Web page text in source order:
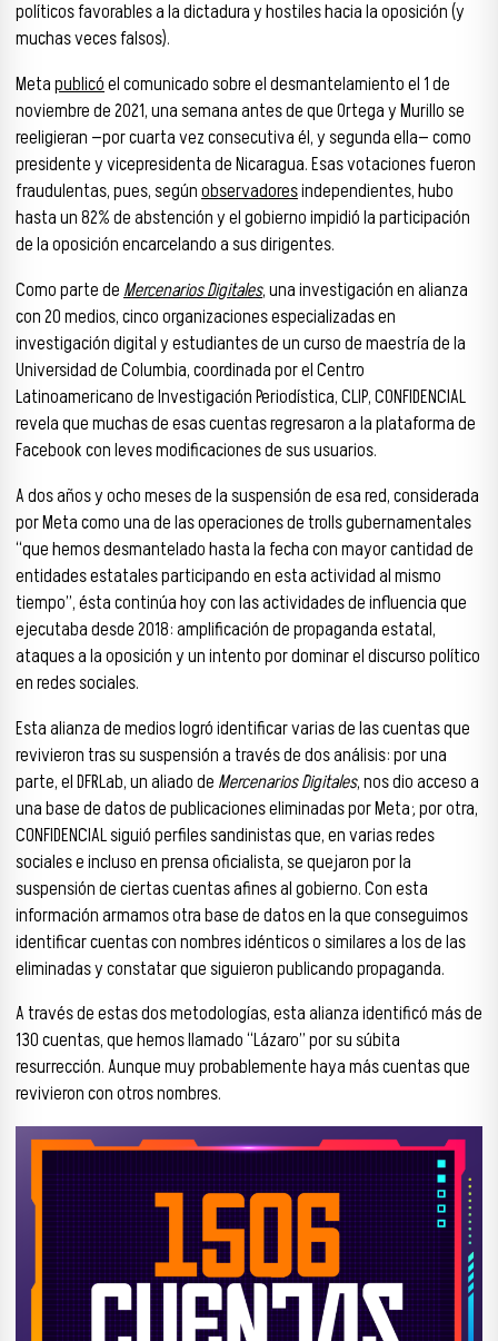
políticos favorables a la dictadura y hostiles hacia la oposición (y
muchas veces falsos).
Metapublicóel comunicado sobre el desmantelamiento el 1 de
noviembre de 2021, una semana antes de que Ortega y Murillo se
reeligieran —por cuarta vez consecutiva él, y segunda ella— como
presidente y vicepresidenta de Nicaragua. Esas votaciones fueron
fraudulentas, pues, segúnobservadoresindependientes, hubo
hasta un 82% de abstención y el gobierno impidió la participación
de la oposición encarcelando a sus dirigentes.
Como parte deMercenarios Digitales, una investigación en alianza
con 20 medios, cinco organizaciones especializadas en
investigación digital y estudiantes de un curso de maestría de la
Universidad de Columbia, coordinada por el Centro
Latinoamericano de Investigación Periodística, CLIP, CONFIDENCIAL
revela que muchas de esas cuentas regresaron a la plataforma de
Facebook con leves modificaciones de sus usuarios.
A dos años y ocho meses de la suspensión de esa red, considerada
por Meta como una de las operaciones de trolls gubernamentales
“que hemos desmantelado hasta la fecha con mayor cantidad de
entidades estatales participando en esta actividad al mismo
tiempo”, ésta continúa hoy con las actividades de influencia que
ejecutaba desde 2018: amplificación de propaganda estatal,
ataques a la oposición y un intento por dominar el discurso político
en redes sociales.
Esta alianza de medios logró identificar varias de las cuentas que
revivieron tras su suspensión a través de dos análisis: por una
parte, el DFRLab, un aliado de Mercenarios Digitales, nos dio acceso a
una base de datos de publicaciones eliminadas por Meta; por otra,
CONFIDENCIAL siguió perfiles sandinistas que, en varias redes
sociales e incluso en prensa oficialista, se quejaron por la
suspensión de ciertas cuentas afines al gobierno. Con esta
información armamos otra base de datos en la que conseguimos
identificar cuentas con nombres idénticos o similares a los de las
eliminadas y constatar que siguieron publicando propaganda.
A través de estas dos metodologías, esta alianza identificó más de
130 cuentas, que hemos llamado “Lázaro” por su súbita
resurrección. Aunque muy probablemente haya más cuentas que
revivieron con otros nombres.